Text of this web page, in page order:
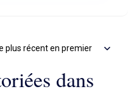
plus récent en premier
dans